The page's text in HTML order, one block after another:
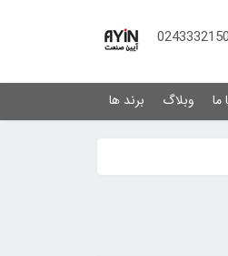
ما وبلاگ برند ها